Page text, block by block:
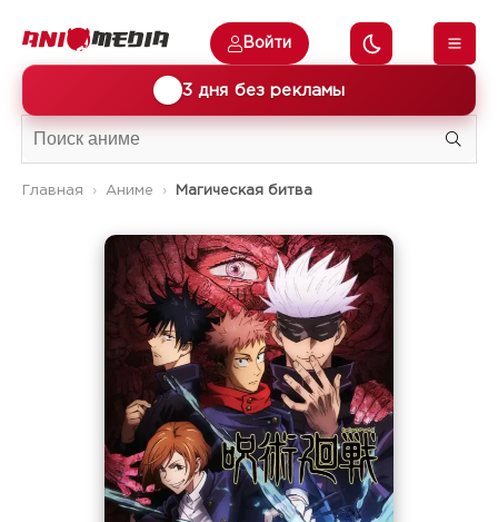
3 дня без рекламы
Войти
Главная Аниме Магическая битва